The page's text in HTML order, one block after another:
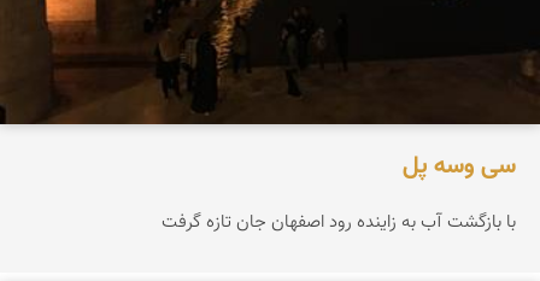
سی وسه پل
با بازگشت آب به زاینده رود اصفهان جان تازه گرفت